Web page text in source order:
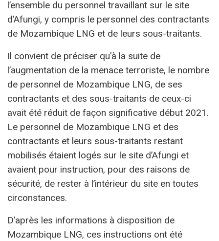
l’ensemble du personnel travaillant sur le site
d’Afungi, y compris le personnel des contractants
de Mozambique LNG et de leurs sous-traitants.
Il convient de préciser qu’à la suite de
l’augmentation de la menace terroriste, le nombre
de personnel de Mozambique LNG, de ses
contractants et des sous-traitants de ceux-ci
avait été réduit de façon significative début 2021.
Le personnel de Mozambique LNG et des
contractants et leurs sous-traitants restant
mobilisés étaient logés sur le site d’Afungi et
avaient pour instruction, pour des raisons de
sécurité, de rester à l’intérieur du site en toutes
circonstances.
D’après les informations à disposition de
Mozambique LNG, ces instructions ont été